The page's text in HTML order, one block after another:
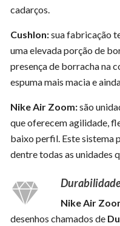
cadarços.
Cushlon:sua fabricação
uma elevada porção de
presença de borracha na
espuma mais macia e
Nike Air Zoom:são
que oferecem agilidade,
baixo perfil. Este sistema
dentre todas as unidades
Nike Air
desenhos chamados de